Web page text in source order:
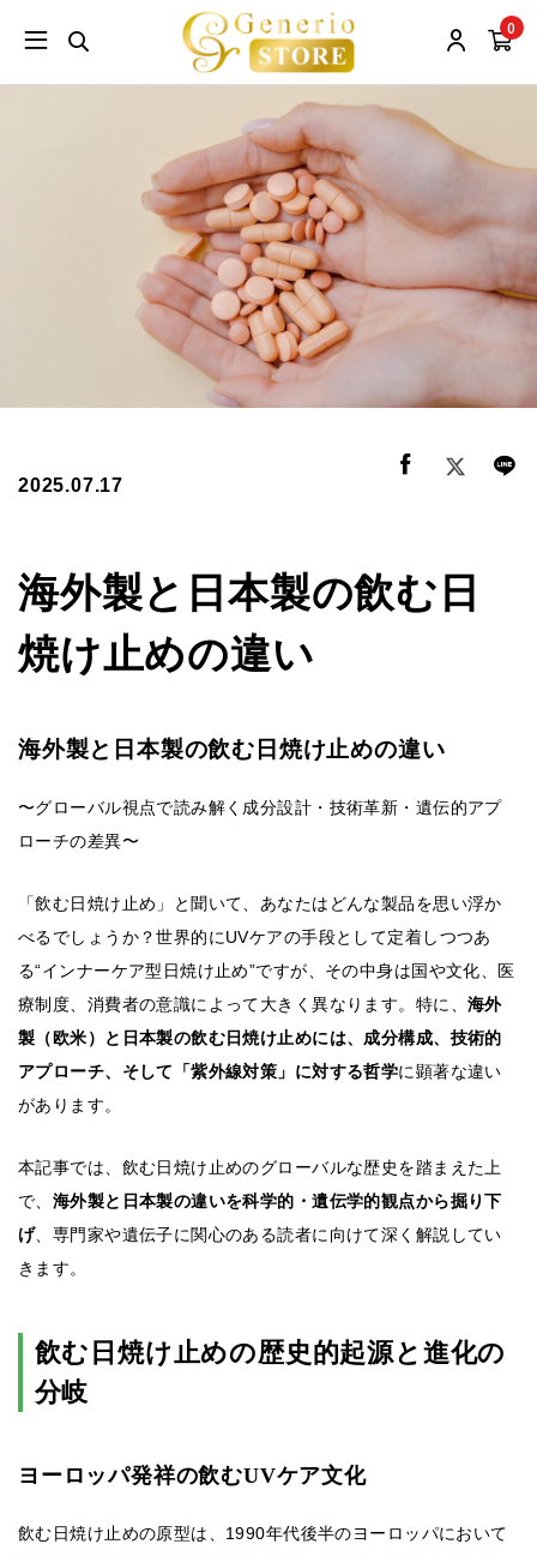
0
2025.07.17
海外製と日本製の飲む日
焼け止めの違い
海外製と日本製の飲む日焼け止めの違い
〜グローバル視点で読み解く成分設計・技術革新・遺伝的アプ
ローチの差異〜
「飲む日焼け止め」と聞いて、あなたはどんな製品を思い浮か
べるでしょうか？世界的にUVケアの手段として定着しつつあ
る“インナーケア型日焼け止め”ですが、その中身は国や文化、医
療制度、消費者の意識によって大きく異なります。特に、 海外
製（欧米）と日本製の飲む日焼け止めには、成分構成、技術的
アプローチ、そして「紫外線対策」に対する哲学に顕著な違い
があります。
本記事では、飲む日焼け止めのグローバルな歴史を踏まえた上
で、 海外製と日本製の違いを科学的・遺伝学的観点から掘り下
げ、専門家や遺伝子に関心のある読者に向けて深く解説してい
きます。
飲む日焼け止めの歴史的起源と進化の
分岐
ヨーロッパ発祥の飲むUVケア文化
飲む日焼け止めの原型は、1990年代後半のヨーロッパにおいて